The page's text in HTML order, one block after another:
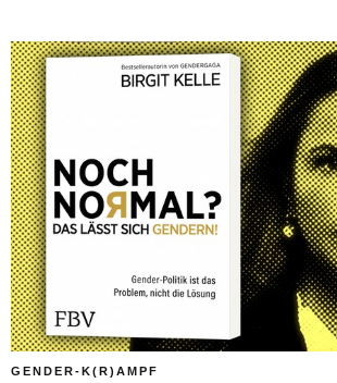
GENDER-K(R)AMPF